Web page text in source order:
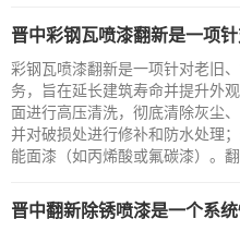
晋中彩钢瓦喷漆翻新是一项
彩钢瓦喷漆翻新是一项针对老旧
务，旨在延长建筑寿命并提升外
面进行高压清洗，彻底清除灰尘
并对破损处进行修补和防水处理
能面漆（如丙烯酸或氟碳漆）。
晋中翻新除锈喷漆是一个系